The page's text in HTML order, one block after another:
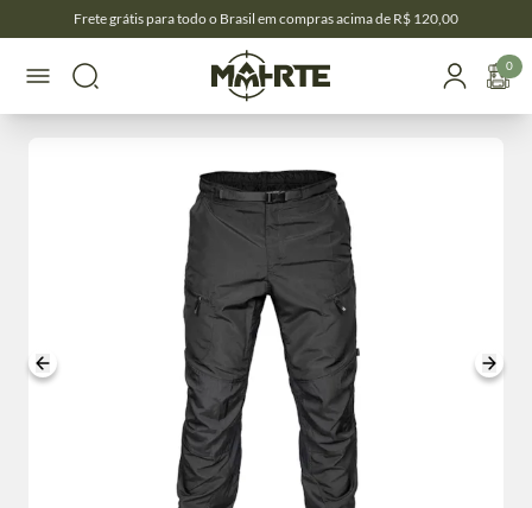
Frete grátis para todo o Brasil em compras acima de R$ 120,00
0